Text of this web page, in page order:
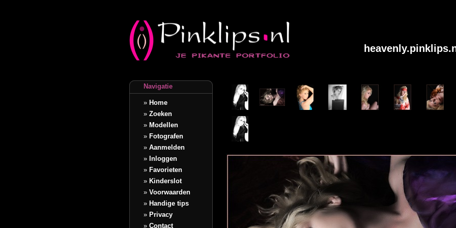
Navigatie
» Home
» Zoeken
» Modellen
» Fotografen
» Aanmelden
» Inloggen
» Favorieten
» Kinderslot
» Voorwaarden
» Handige tips
» Privacy
» Contact